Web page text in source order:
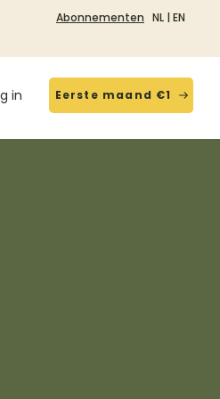
Abonnementen NL | EN
in Eerste maand €1